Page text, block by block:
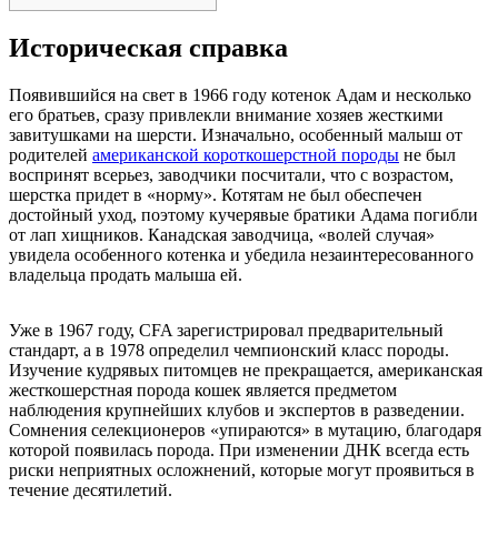
Историческая справка
Появившийся на свет в 1966 году котенок Адам и несколько
его братьев, сразу привлекли внимание хозяев жесткими
завитушками на шерсти. Изначально, особенный малыш от
родителей американской короткошерстной породы не был
воспринят всерьез, заводчики посчитали, что с возрастом,
шерстка придет в «норму». Котятам не был обеспечен
достойный уход, поэтому кучерявые братики Адама погибли
от лап хищников. Канадская заводчица, «волей случая»
увидела особенного котенка и убедила незаинтересованного
владельца продать малыша ей.
Уже в 1967 году, CFA зарегистрировал предварительный
стандарт, а в 1978 определил чемпионский класс породы.
Изучение кудрявых питомцев не прекращается, американская
жесткошерстная порода кошек является предметом
наблюдения крупнейших клубов и экспертов в разведении.
Сомнения селекционеров «упираются» в мутацию, благодаря
которой появилась порода. При изменении ДНК всегда есть
риски неприятных осложнений, которые могут проявиться в
течение десятилетий.